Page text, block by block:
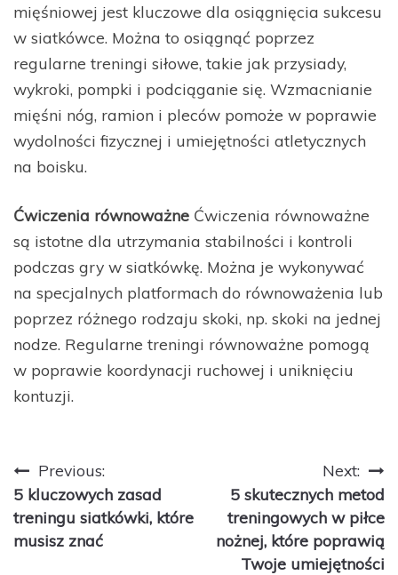
mięśniowej jest kluczowe dla osiągnięcia sukcesu
w siatkówce. Można to osiągnąć poprzez
regularne treningi siłowe, takie jak przysiady,
wykroki, pompki i podciąganie się. Wzmacnianie
mięśni nóg, ramion i pleców pomoże w poprawie
wydolności fizycznej i umiejętności atletycznych
na boisku.
Ćwiczenia równoważne Ćwiczenia równoważne
są istotne dla utrzymania stabilności i kontroli
podczas gry w siatkówkę. Można je wykonywać
na specjalnych platformach do równoważenia lub
poprzez różnego rodzaju skoki, np. skoki na jednej
nodze. Regularne treningi równoważne pomogą
w poprawie koordynacji ruchowej i uniknięciu
kontuzji.
Nawigacja
wpisu
Previous:
5 kluczowych zasad
treningu siatkówki, które
musisz znać
Next:
5 skutecznych metod
treningowych w piłce
nożnej, które poprawią
Twoje umiejętności